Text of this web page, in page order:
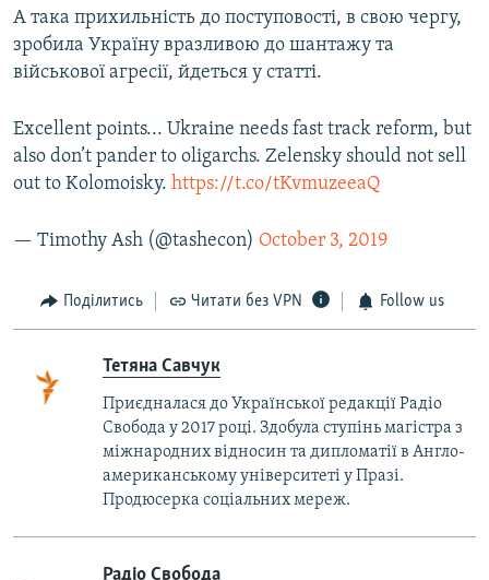
А така прихильність до поступовості, в свою чергу,
зробила Україну вразливою до шантажу та
військової агресії, йдеться у статті.
Excellent points... Ukraine needs fast track reform, but
also don’t pander to oligarchs. Zelensky should not sell
out to Kolomoisky. https://t.co/tKvmuzeeaQ
— Timothy Ash (@tashecon) October 3, 2019
Поділитись Читати без VPN Follow us
Тетяна Савчук
Приєдналася до Української редакції Радіо
Свобода у 2017 році. Здобула ступінь магістра з
міжнародних відносин та дипломатії в Англо-
американському університеті у Празі.
Продюсерка соціальних мереж.
Радіо Свобода